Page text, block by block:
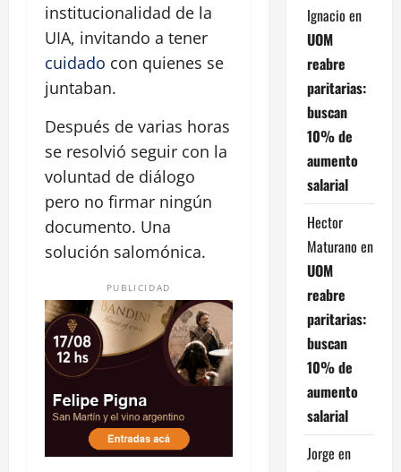
institucionalidad de la
UIA, invitando a tener
cuidado con quienes se
juntaban.
Después de varias horas
se resolvió seguir con la
voluntad de diálogo
pero no firmar ningún
documento. Una
solución salomónica.
PUBLICIDAD
Ignacio en
UOM
reabre
paritarias:
buscan
10% de
aumento
salarial
Hector
Maturano en
UOM
reabre
paritarias:
buscan
10% de
aumento
salarial
Jorge en